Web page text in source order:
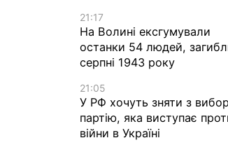
21:17
На Волині ексгумували
останки 54 людей,
серпні 1943 року
21:05
У РФ хочуть зняти з
партію, яка виступає
війни в Україні